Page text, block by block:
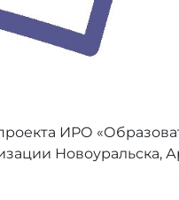
ИРО
Новоуральска,